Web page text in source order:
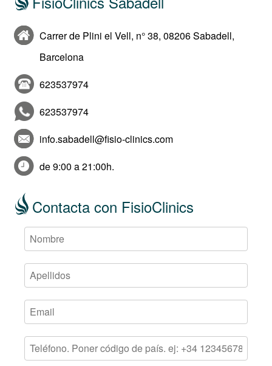
Carrer de Plini el Vell, n° 38, 08206 Sabadell,
Barcelona
623537974
623537974
info.sabadell@fisio-clinics.com
de 9:00 a 21:00h.
Contacta con FisioClinics